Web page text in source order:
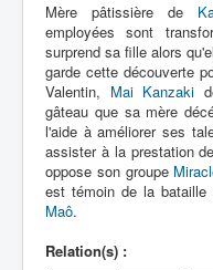
Idol senshi
ドル 戦士 ミ
Idoles
Série
Personnages
Objets
Mère pâtissière de
employées sont
surprend sa fille alors
garde cette découverte
Valentin, Mai Kanzaki
gâteau que sa mère
l'aide à améliorer ses
assister à la prestation
oppose son groupe
est témoin de la bataille
Maô.
Relation(s) :